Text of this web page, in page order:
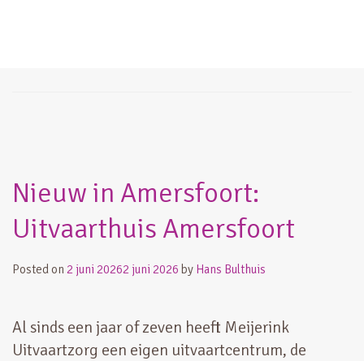
Nieuw in Amersfoort:
Uitvaarthuis Amersfoort
Posted on 2 juni 20262 juni 2026 by Hans Bulthuis
Al sinds een jaar of zeven heeft Meijerink
Uitvaartzorg een eigen uitvaartcentrum, de